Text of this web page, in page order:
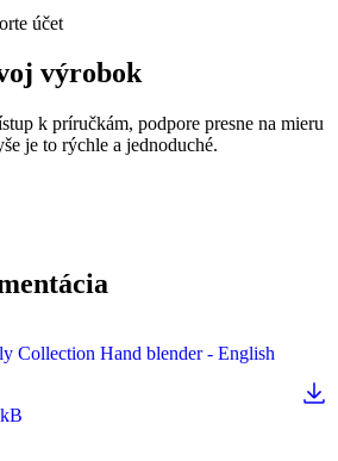
účet
výrobok
k príručkám, podpore presne na mieru
je to rýchle a jednoduché.
Collection Hand blender - English